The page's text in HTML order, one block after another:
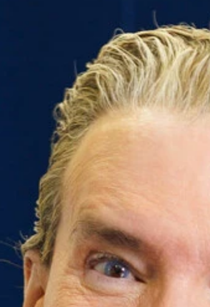
行語大賞2023」を決定！
表のラーズ・ヌートバー選手がヒットを打っ
にかく明るい安村氏が英国のオーディショ
光客が押しかけ、自然環境や地元住民の生活
は大混雑しトラブルが起こるため、長谷部